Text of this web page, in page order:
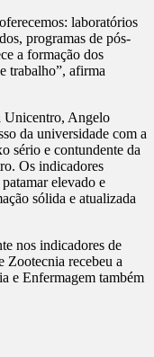
laboratórios
programas de pós-
a formação dos
trabalho”, afirma
Unicentro, Angelo
da universidade com a
sério e contundente da
Os indicadores
elevado e
sólida e atualizada
nos indicadores de
Zootecnia recebeu a
e Enfermagem também